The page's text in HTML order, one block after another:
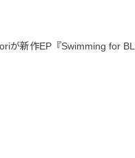
が新作EP『Swimming for